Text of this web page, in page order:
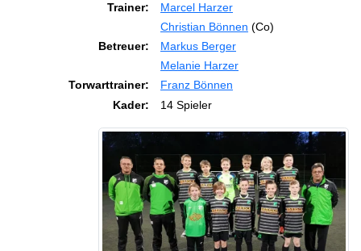
Trainer:
Marcel Harzer
Christian Bönnen (Co)
Betreuer:
Markus Berger
Melanie Harzer
Torwarttrainer:
Franz Bönnen
Kader:
14 Spieler